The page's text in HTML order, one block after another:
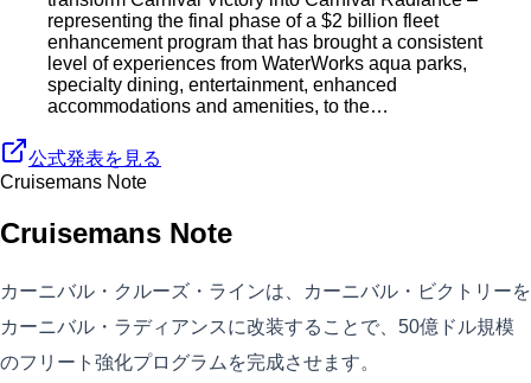
representing the final phase of a $2 billion fleet
enhancement program that has brought a consistent
level of experiences from WaterWorks aqua parks,
specialty dining, entertainment, enhanced
accommodations and amenities, to the…
公式発表を見る
Cruisemans Note
Cruisemans Note
カーニバル・クルーズ・ラインは、カーニバル・ビクトリーを
カーニバル・ラディアンスに改装することで、50億ドル規模
のフリート強化プログラムを完成させます。